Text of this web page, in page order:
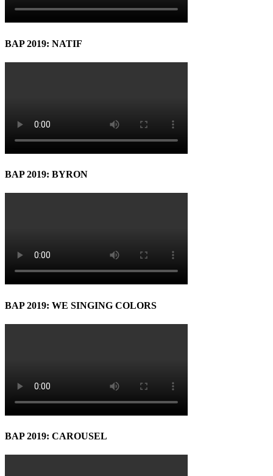
BAP 2019: NATIF
BAP 2019: BYRON
BAP 2019: WE SINGING COLORS
BAP 2019: CAROUSEL